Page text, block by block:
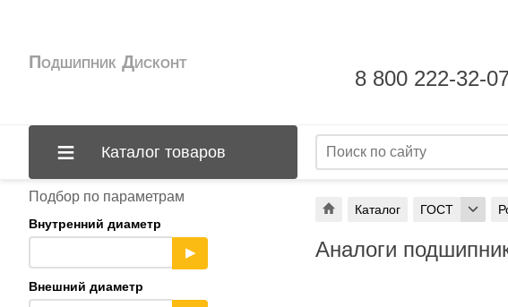
Каталог ГОСТ
Аналоги
Подбор по параметрам
Внутренний диаметр
▶
Внешний диаметр
Подшипник Дисконт
8 800 222-32-
Каталог товаров